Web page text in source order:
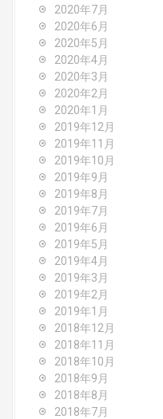
2020年7月
2020年6月
2020年5月
2020年4月
2020年3月
2020年2月
2020年1月
2019年12月
2019年11月
2019年10月
2019年9月
2019年8月
2019年7月
2019年6月
2019年5月
2019年4月
2019年3月
2019年2月
2019年1月
2018年12月
2018年11月
2018年10月
2018年9月
2018年8月
2018年7月